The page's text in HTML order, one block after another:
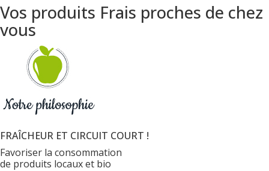
Vos produits Frais proches de chez
vous
FRAÎCHEUR ET CIRCUIT COURT !
Favoriser la consommation
de produits locaux et bio